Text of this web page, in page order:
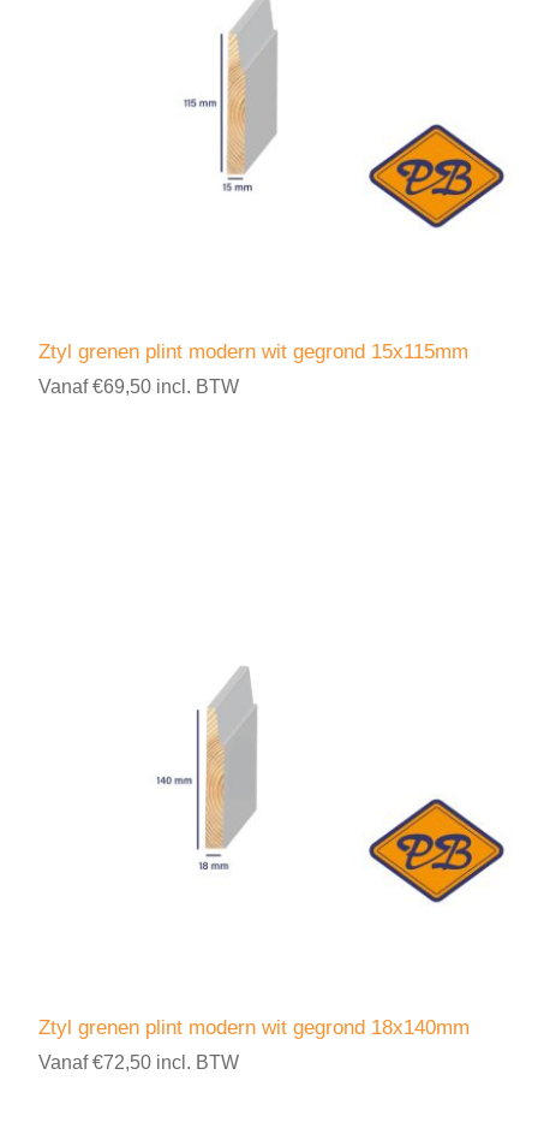
Ztyl grenen plint modern wit gegrond 15x115mm
Vanaf €69,50 incl. BTW
Ztyl grenen plint modern wit gegrond 18x140mm
Vanaf €72,50 incl. BTW